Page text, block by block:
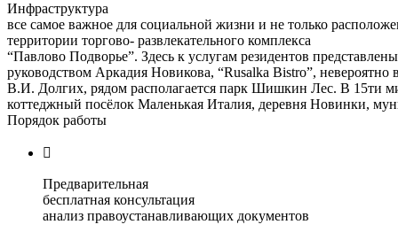
Инфраструктура
все самое важное для социальной жизни и не только
территории торгово- развлекательного комплекса
“Павлово Подворье”. Здесь к услугам резидентов
руководством Аркадия Новикова, “Rusalka Bistro”,
В.И. Долгих, рядом располагается парк Шишкин Лес. В 15ти
коттеджный посёлок Маленькая Италия, деревня Новинки,
Порядок работы

Предварительная
бесплатная консультация
анализ правоустанавливающих документов